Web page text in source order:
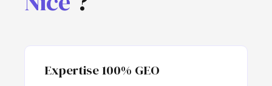
Expertise 100% GEO